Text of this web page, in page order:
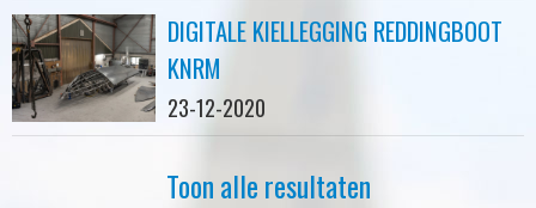
DIGITALE KIELLEGGING REDDINGBOOT
KNRM
23-12-2020
Toon alle resultaten